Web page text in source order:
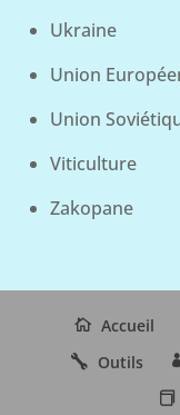
Ukraine
Union
Union
Viticulture
Zakopane
Accueil
Outils